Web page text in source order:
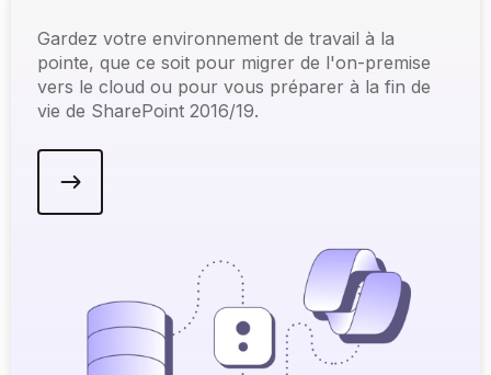
Gardez votre environnement de travail à la
pointe, que ce soit pour migrer de l'on-premise
vers le cloud ou pour vous préparer à la fin de
vie de SharePoint 2016/19.